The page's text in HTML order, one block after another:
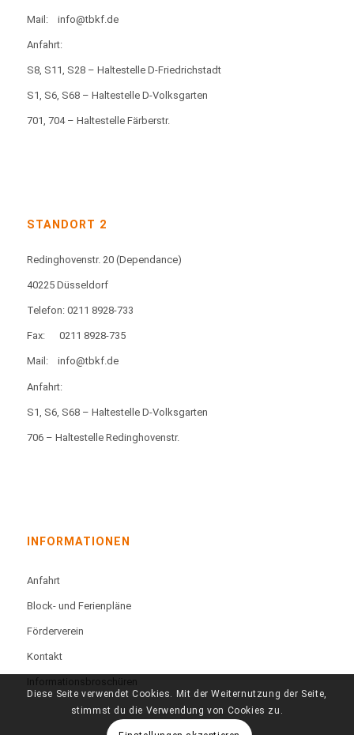
Mail: info@tbkf.de
Anfahrt:
S8, S11, S28 – Haltestelle D-Friedrichstadt
S1, S6, S68 – Haltestelle D-Volksgarten
701, 704 – Haltestelle Färberstr.
STANDORT 2
Redinghovenstr. 20 (Dependance)
40225 Düsseldorf
Telefon: 0211 8928-733
Fax: 0211 8928-735
Mail: info@tbkf.de
Anfahrt:
S1, S6, S68 – Haltestelle D-Volksgarten
706 – Haltestelle Redinghovenstr.
INFORMATIONEN
Anfahrt
Block- und Ferienpläne
Förderverein
Kontakt
Informationsbroschüren
Diese Seite verwendet Cookies. Mit der Weiternutzung der Seite,
stimmst du die Verwendung von Cookies zu.